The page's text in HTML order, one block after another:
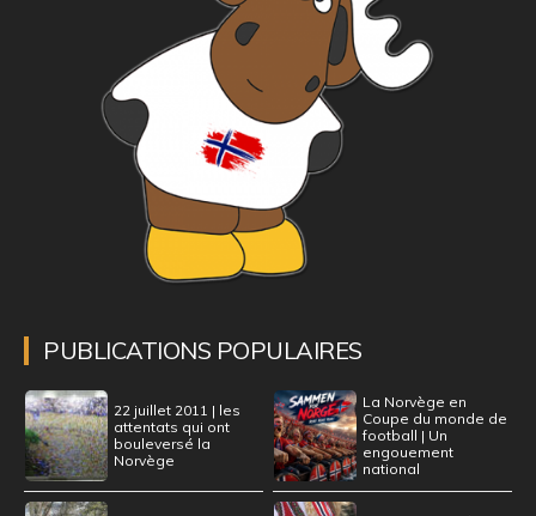
PUBLICATIONS POPULAIRES
22 juillet 2011 | les
attentats qui ont
bouleversé la
Norvège
La Norvège en
Coupe du monde de
football | Un
engouement
national